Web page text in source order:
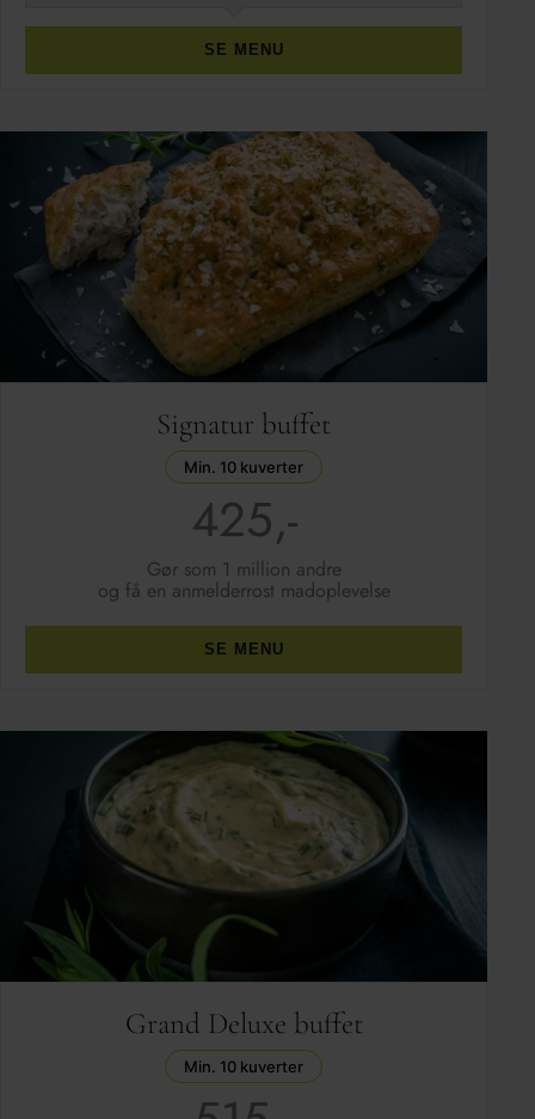
SE MENU
Signatur buffet
Min. 10 kuverter
425,-
Gør som 1 million andre
og få en anmelderrost madoplevelse
SE MENU
Grand Deluxe buffet
Min. 10 kuverter